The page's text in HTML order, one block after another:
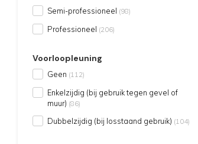
Semi-professioneel (98)
Professioneel (206)
Voorloopleuning
Geen (112)
Enkelzijdig (bij gebruik tegen gevel of
muur) (86)
Dubbelzijdig (bij losstaand gebruik) (104)